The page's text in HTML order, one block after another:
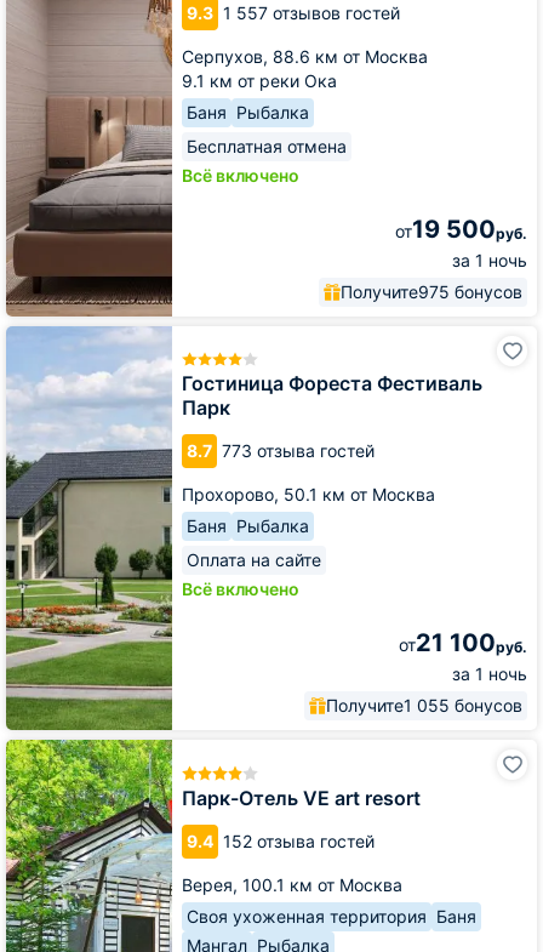
9.3 1 557 отзывов гостей
Серпухов, 88.6 км от Москва
9.1 км от реки Ока
Баня Рыбалка
Бесплатная отмена
Всё включено
от19 500руб.
за 1 ночь
Получите975 бонусов
Гостиница Фореста Фестиваль
Парк
8.7 773 отзыва гостей
Прохорово, 50.1 км от Москва
Баня Рыбалка
Оплата на сайте
Всё включено
от21 100руб.
за 1 ночь
Получите1 055 бонусов
Гостиница
Фестиваль
Парк
Парк-Отель VE art resort
9.4 152 отзыва гостей
Верея, 100.1 км от Москва
Своя ухоженная территория Баня
Мангал Рыбалка
Парк-
Отель
VE
art
resort